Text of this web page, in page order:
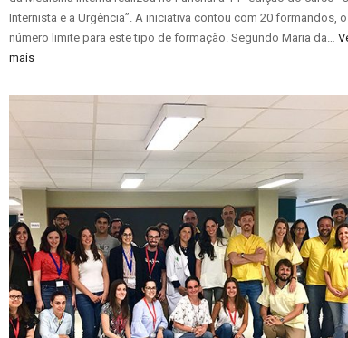
Internista e a Urgência”. A iniciativa contou com 20 formandos, o
número limite para este tipo de formação. Segundo Maria da…
mais